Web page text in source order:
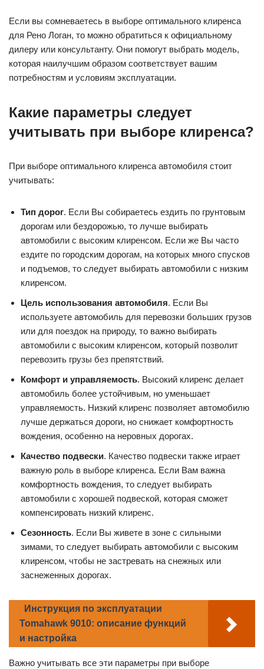
Если вы сомневаетесь в выборе оптимального клиренса
для Рено Логан, то можно обратиться к официальному
дилеру или консультанту. Они помогут выбрать модель,
которая наилучшим образом соответствует вашим
потребностям и условиям эксплуатации.
Какие параметры следует
учитывать при выборе клиренса?
При выборе оптимального клиренса автомобиля стоит
учитывать:
Тип дорог. Если Вы собираетесь ездить по грунтовым
дорогам или бездорожью, то лучше выбирать
автомобили с высоким клиренсом. Если же Вы часто
ездите по городским дорогам, на которых много спусков
и подъемов, то следует выбирать автомобили с низким
клиренсом.
Цель использования автомобиля. Если Вы
используете автомобиль для перевозки больших грузов
или для поездок на природу, то важно выбирать
автомобили с высоким клиренсом, который позволит
перевозить грузы без препятствий.
Комфорт и управляемость. Высокий клиренс делает
автомобиль более устойчивым, но уменьшает
управляемость. Низкий клиренс позволяет автомобилю
лучше держаться дороги, но снижает комфортность
вождения, особенно на неровных дорогах.
Качество подвески. Качество подвески также играет
важную роль в выборе клиренса. Если Вам важна
комфортность вождения, то следует выбирать
автомобили с хорошей подвеской, которая сможет
компенсировать низкий клиренс.
Сезонность. Если Вы живете в зоне с сильными
зимами, то следует выбирать автомобили с высоким
клиренсом, чтобы не застревать на снежных или
заснеженных дорогах.
Инструкция по эксплуатации
Tomahawk 9010: описание функций
и настройка
Важно учитывать все эти параметры при выборе